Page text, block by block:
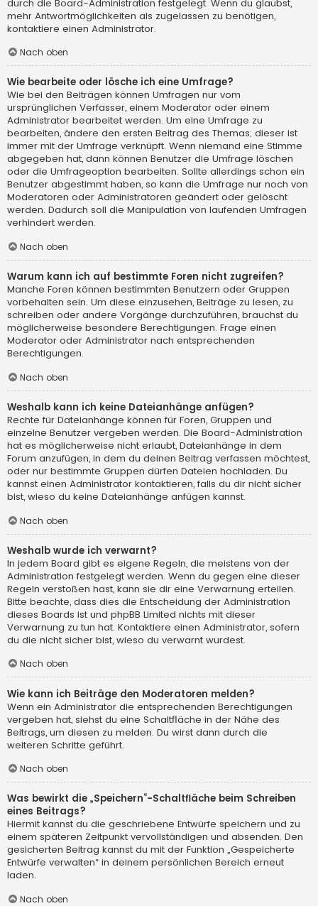
durch die Board-Administration festgelegt. Wenn du glaubst,
mehr Antwortmöglichkeiten als zugelassen zu benötigen,
kontaktiere einen Administrator.
Nach oben
Wie bearbeite oder lösche ich eine Umfrage?
Wie bei den Beiträgen können Umfragen nur vom
ursprünglichen Verfasser, einem Moderator oder einem
Administrator bearbeitet werden. Um eine Umfrage zu
bearbeiten, ändere den ersten Beitrag des Themas; dieser ist
immer mit der Umfrage verknüpft. Wenn niemand eine Stimme
abgegeben hat, dann können Benutzer die Umfrage löschen
oder die Umfrageoption bearbeiten. Sollte allerdings schon ein
Benutzer abgestimmt haben, so kann die Umfrage nur noch von
Moderatoren oder Administratoren geändert oder gelöscht
werden. Dadurch soll die Manipulation von laufenden Umfragen
verhindert werden.
Nach oben
Warum kann ich auf bestimmte Foren nicht zugreifen?
Manche Foren können bestimmten Benutzern oder Gruppen
vorbehalten sein. Um diese einzusehen, Beiträge zu lesen, zu
schreiben oder andere Vorgänge durchzuführen, brauchst du
möglicherweise besondere Berechtigungen. Frage einen
Moderator oder Administrator nach entsprechenden
Berechtigungen.
Nach oben
Weshalb kann ich keine Dateianhänge anfügen?
Rechte für Dateianhänge können für Foren, Gruppen und
einzelne Benutzer vergeben werden. Die Board-Administration
hat es möglicherweise nicht erlaubt, Dateianhänge in dem
Forum anzufügen, in dem du deinen Beitrag verfassen möchtest,
oder nur bestimmte Gruppen dürfen Dateien hochladen. Du
kannst einen Administrator kontaktieren, falls du dir nicht sicher
bist, wieso du keine Dateianhänge anfügen kannst.
Nach oben
Weshalb wurde ich verwarnt?
In jedem Board gibt es eigene Regeln, die meistens von der
Administration festgelegt werden. Wenn du gegen eine dieser
Regeln verstoßen hast, kann sie dir eine Verwarnung erteilen.
Bitte beachte, dass dies die Entscheidung der Administration
dieses Boards ist und phpBB Limited nichts mit dieser
Verwarnung zu tun hat. Kontaktiere einen Administrator, sofern
du die nicht sicher bist, wieso du verwarnt wurdest.
Nach oben
Wie kann ich Beiträge den Moderatoren melden?
Wenn ein Administrator die entsprechenden Berechtigungen
vergeben hat, siehst du eine Schaltfläche in der Nähe des
Beitrags, um diesen zu melden. Du wirst dann durch die
weiteren Schritte geführt.
Nach oben
Was bewirkt die „Speichern“-Schaltfläche beim Schreiben
eines Beitrags?
Hiermit kannst du die geschriebene Entwürfe speichern und zu
einem späteren Zeitpunkt vervollständigen und absenden. Den
gesicherten Beitrag kannst du mit der Funktion „Gespeicherte
Entwürfe verwalten“ in deinem persönlichen Bereich erneut
laden.
Nach oben